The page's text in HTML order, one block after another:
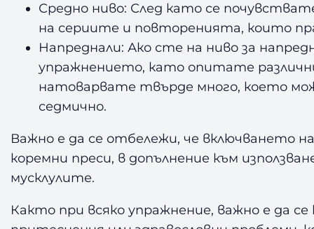
Средно ниво: След като се
на сериите и повторенията, които
Напреднали: Ако сте на ниво за
упражнението, като опитате
натоварвате твърде много, което
седмично.
Важно е да се отбележи, че включването
коремни преси, в допълнение към
мусклулите.
Както при всяко упражнение, важно е да